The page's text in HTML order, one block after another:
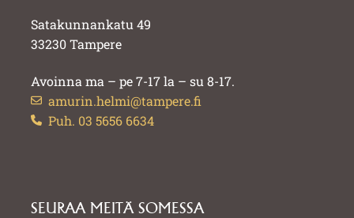
Satakunnankatu 49
33230 Tampere
Avoinna ma – pe 7-17 la – su 8-17.
amurin.helmi@tampere.fi
Puh. 03 5656 6634
SEURAA MEITÄ SOMESSA